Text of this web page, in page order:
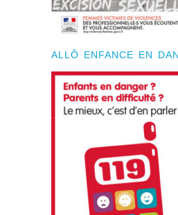
ALLÔ ENFANCE EN